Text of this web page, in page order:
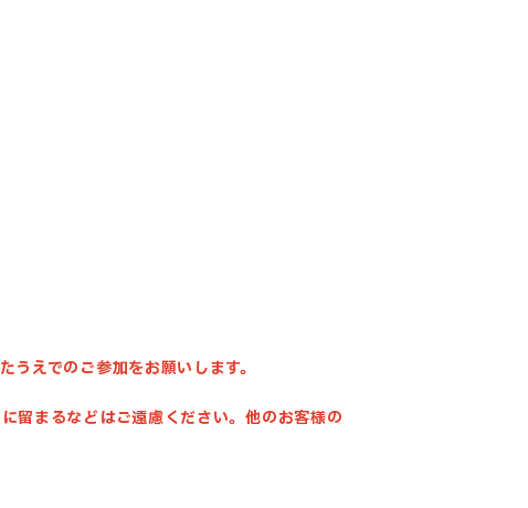
うえでのご参加をお願いします。
留まるなどはご遠慮ください。他のお客様の